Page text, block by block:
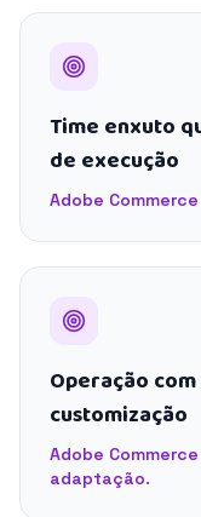
Time enxuto
de execução
Adobe
Operação
customização
Adobe
adaptação.